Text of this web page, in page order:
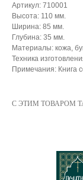
Артикул: 710001
Высота: 110 мм.
Ширина: 85 мм.
Глубина: 35 мм.
Материалы: кожа,
Техника
Примечания: Книга
С ЭТИМ ТОВАРОМ